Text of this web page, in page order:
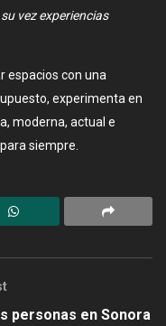
vez experiencias
espacios con una
experimenta en
moderna, actual e
siempre.
personas en Sonora